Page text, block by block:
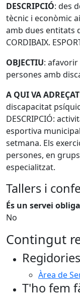
DESCRIPCIÓ: des
tècnic i econòmic
amb dues entitats
CORDIBAIX.
OBJECTIU:
persones amb
A QUI VA ADREÇAT
discapacitat
DESCRIPCIÓ:
esportiva
setmana. Els
persones, en
especialitzat.
Tallers i
És un servei
No
Contingut
Regidories
Àrea de
T'ho fem